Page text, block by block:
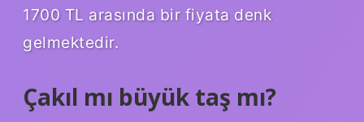
1700 TL arasında bir fiyata denk
gelmektedir.
Çakıl mı büyük taş mı?